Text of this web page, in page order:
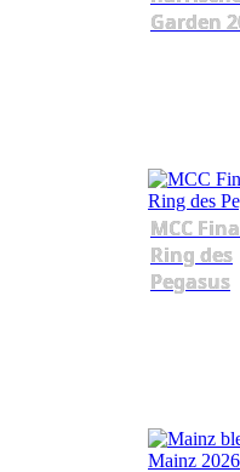
Garden
MCC
Ring des
Pegasus